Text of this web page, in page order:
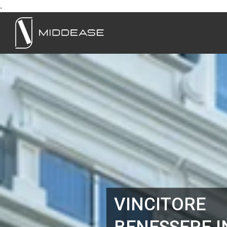
.
VINCITORE